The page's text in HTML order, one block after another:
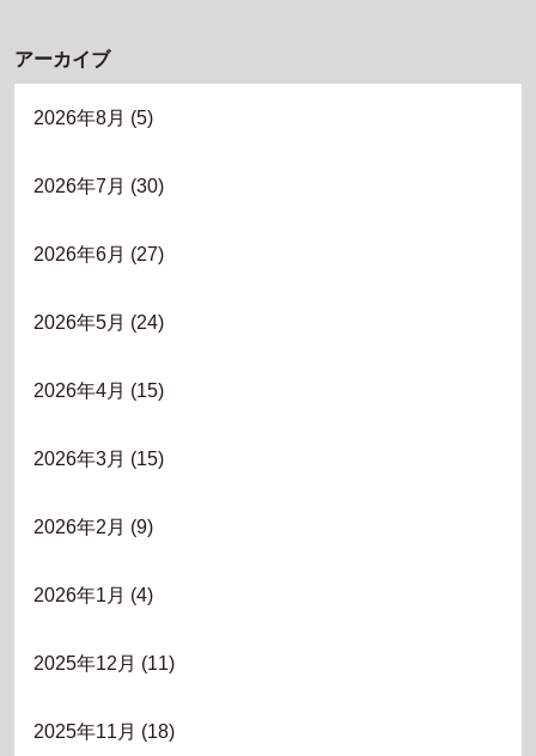
アーカイブ
2026年8月 (5)
2026年7月 (30)
2026年6月 (27)
2026年5月 (24)
2026年4月 (15)
2026年3月 (15)
2026年2月 (9)
2026年1月 (4)
2025年12月 (11)
2025年11月 (18)